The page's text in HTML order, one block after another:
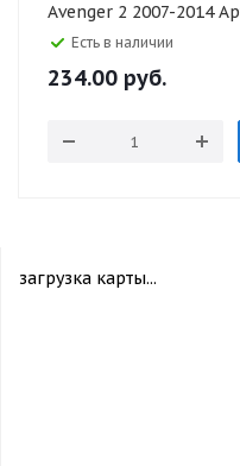
Avenger 2 2007-2014
Есть в наличии
234.00 руб.
загрузка карты...